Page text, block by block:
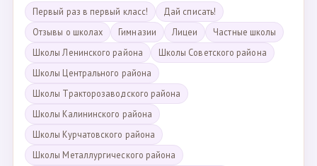
Первый раз в первый класс!
Дай списать!
Отзывы о школах
Гимназии Лицеи
Частные школы
Школы Ленинского района
Школы Советского района
Школы Центрального района
Школы Тракторозаводского района
Школы Калининского района
Школы Курчатовского района
Школы Металлургического района